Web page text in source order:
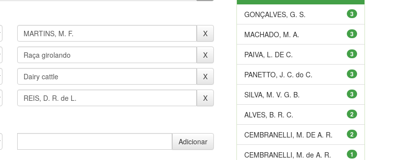
3
GONÇALVES, G. S.
3
MACHADO, M. A.
3
PAIVA, L. DE C.
3
PANETTO, J. C. do C.
3
SILVA, M. V. G. B.
2
ALVES, B. R. C.
2
CEMBRANELLI, M. DE A. R.
1
CEMBRANELLI, M. de A. R.